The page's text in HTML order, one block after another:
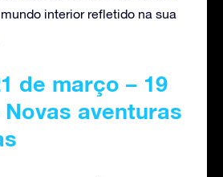
interior refletido na sua
de março – 19
aventuras